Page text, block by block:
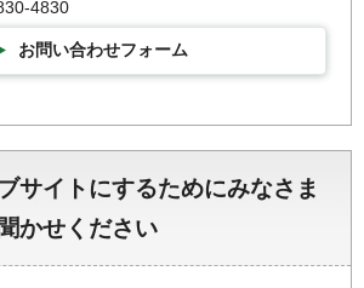
4830
お問い合わせフォーム
サイトにするためにみなさま
かせください